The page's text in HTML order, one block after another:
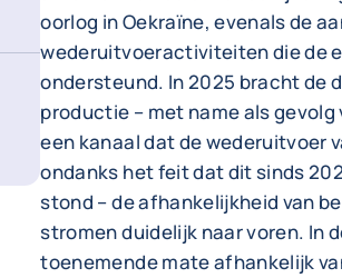
oorlog in Oekraïne, evenals de
wederuitvoeractiviteiten die de
ondersteund. In 2025 bracht de
productie – met name als
een kanaal dat de wederuitvoer
ondanks het feit dat dit sinds
stond – de afhankelijkheid van
stromen duidelijk naar voren. In
toenemende mate afhankelijk